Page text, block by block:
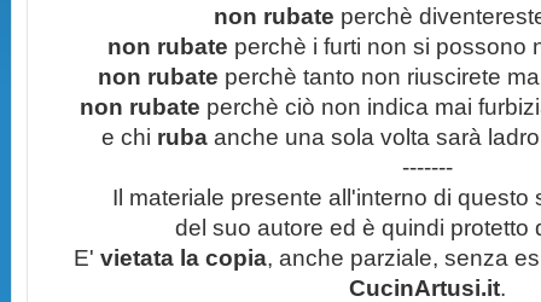
non rubate perchè
non rubate perchè i furti non si possono
non rubate perchè tanto non riuscirete
non rubate perchè ciò non indica mai
e chi ruba anche una sola volta sarà
-------
Il materiale presente all'interno di questo
del suo autore ed è quindi protetto
E' vietata la copia, anche parziale, senza
CucinArtusi.it.